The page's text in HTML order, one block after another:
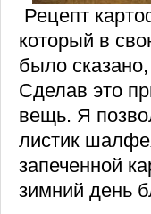
Рецепт
который в
было
Сделав это
вещь. Я
листик
запеченной
зимний день